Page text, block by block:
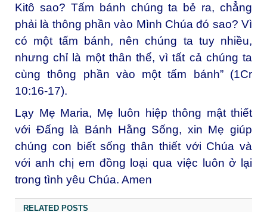
Kitô sao? Tấm bánh chúng ta bẻ ra, chẳng
phải là thông phần vào Mình Chúa đó sao? Vì
có một tấm bánh, nên chúng ta tuy nhiều,
nhưng chỉ là một thân thể, vì tất cả chúng ta
cùng thông phần vào một tấm bánh” (1Cr
10:16-17).
Lạy Mẹ Maria, Mẹ luôn hiệp thông mật thiết
với Đấng là Bánh Hằng Sống, xin Mẹ giúp
chúng con biết sống thân thiết với Chúa và
với anh chị em đồng loạiqua việc luôn ở lại
trong tình yêu Chúa. Amen
RELATED POSTS